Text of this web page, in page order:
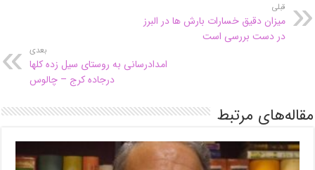
قبلی
میزان دقیق خسارات بارش ها در البرز
در دست بررسی است
بعدی
امدادرسانی به روستای سیل زده کلها
درجاده کرج – چالوس
مقاله‌های مرتبط